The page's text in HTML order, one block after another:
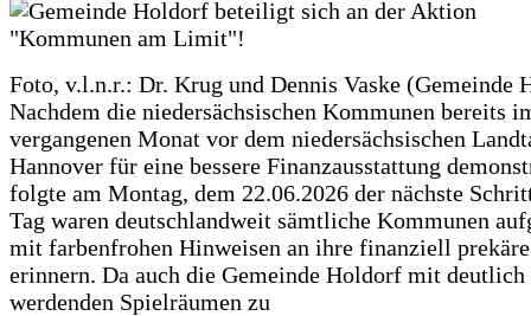
Foto, v.l.n.r.: Dr. Krug und Dennis Vaske (Gemeinde
Nachdem die niedersächsischen Kommunen bereits
vergangenen Monat vor dem niedersächsischen
Hannover für eine bessere Finanzausstattung
folgte am Montag, dem 22.06.2026 der nächste
Tag waren deutschlandweit sämtliche Kommunen
mit farbenfrohen Hinweisen an ihre finanziell
erinnern. Da auch die Gemeinde Holdorf mit deutlich
werdenden Spielräumen zu